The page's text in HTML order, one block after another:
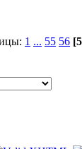
1 ... 55 56